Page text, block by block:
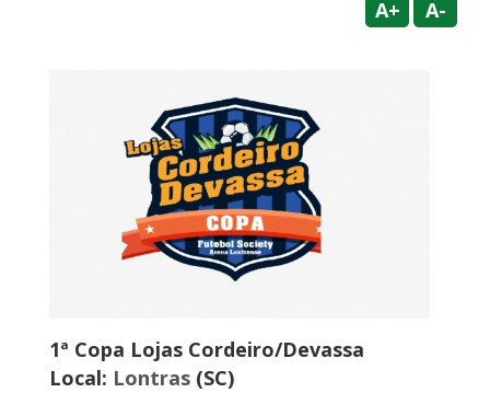
A+ A-
1ª Copa Lojas Cordeiro/Devassa
Local: Lontras (SC)